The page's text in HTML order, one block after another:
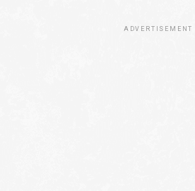
ADVERTISEMENT